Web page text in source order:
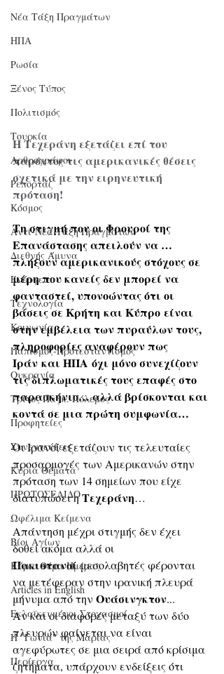
Νέα Τάξη Πραγμάτων
ΗΠΑ
Ρωσία
Ξένος Τύπος
Πολιτισμός
Τουρκία
Αρθρογράφοι
Ρεπορτάζ
Κόσμος
Αντί-Νέα Τάξη Πραγμάτων
Διεθνής Άμυνα
Ενέργεια
Τεχνολογία
Κοινωνία
Παπισμός-Προτεσταντισμός
Ουκρανία
Τρίτος Παγκ. Πόλεμος
Προφητείες
Συνεντεύξεις
Κύρια Θέματα
ΠΡΩΤΟΣΕΛΙΔΟ
Ωφέλιμα Κείμενα
Βίοι Αγίων
Κύριο Θέμα Ημέρας
Articles in English
Εκλαϊκευμένοι Στοχασμοί
Η "Γωνιά" της Μαρίας
Περίεργα
H Τεχεράνη εξετάζει επί του
παρόντος τις αμερικανικές θέσεις
σχετικά με την ειρηνευτική
πρόταση!
Τη στιγμή που οι Φρουροί της
Επανάστασης απειλούν να …
πλήξουν αμερικανικούς στόχους σε
μέρη που κανείς δεν μπορεί να
φανταστεί, υπονοώντας ότι οι
βάσεις σε Κρήτη και Κύπρο είναι
στην εμβέλεια των πυραύλων τους,
πληροφορίες αναφέρουν πως
Ιράν και ΗΠΑ όχι μόνο συνεχίζουν
τις διπλωματικές τους επαφές στο
παρασκήνιο… αλλά βρίσκονται και
κοντά σε μια πρώτη συμφωνία…
Οι Ιρανοί εξετάζουν τις τελευταίες
προσαρμογές των Αμερικανών στην
πρόταση των 14 σημείων που είχε
διατυπώσει η Τεχεράνη…
Απάντηση μέχρι στιγμής δεν έχει
δοθεί ακόμα αλλά οι
Πακιστανοί μεσολαβητές φέρονται
να μετέφεραν στην ιρανική πλευρά
μήνυμα από την Ουάσινγκτον...
Αν και οι διαφορές μεταξύ των δύο
πλευρών φαίνεται να είναι
αγεφύρωτες σε μια σειρά από κρίσιμα
ζητήματα, υπάρχουν ενδείξεις ότι